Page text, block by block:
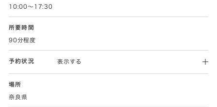
10:00～17:30
所要時間
90分程度
予約状況 表示する
場所
奈良県